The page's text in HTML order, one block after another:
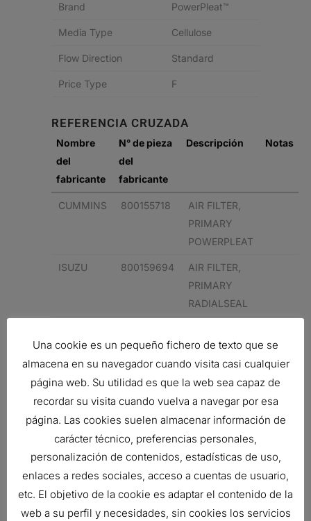
Brand PowerPleat™
Media Type Cellulose
Flow Direction Standard
Price Type F
REFERENCIA CRUZADA
Nombre
del
fabricante
N° de pieza
del
fabricante
Descripción Notas
CUMMINS 800155718
AIR FILTER,
PRIMARY
POWERPLEAT
ISUZU 800159694
AIR FILTER,
PRIMARY
RADIALSEAL
PRIMARY
RADIALSEAL
CUMMINS 60C2470
AIR FILTER,
PRIMARY
POWERPLEAT
ISUZU 800155718
AIR FILTER,
PRIMARY
POWERPLEAT
CUMMINS 60C2470
AIR FILTER,
Una cookie es un pequeño fichero de texto que se
almacena en su navegador cuando visita casi cualquier
página web. Su utilidad es que la web sea capaz de
recordar su visita cuando vuelva a navegar por esa
página. Las cookies suelen almacenar información de
carácter técnico, preferencias personales,
personalización de contenidos, estadísticas de uso,
enlaces a redes sociales, acceso a cuentas de usuario,
etc. El objetivo de la cookie es adaptar el contenido de la
web a su perfil y necesidades, sin cookies los servicios